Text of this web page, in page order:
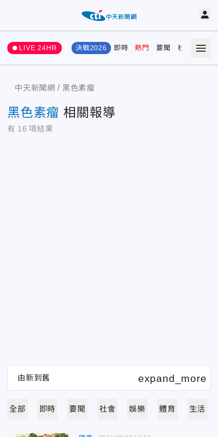
LIVE 24HR 決戰2026 即時 熱門 要聞 社會 娛樂
中天新聞網 黑色素瘤
黑色素瘤 相關報導
有 16 項結果
全部 即時 要聞 社會 娛樂 體育 生活